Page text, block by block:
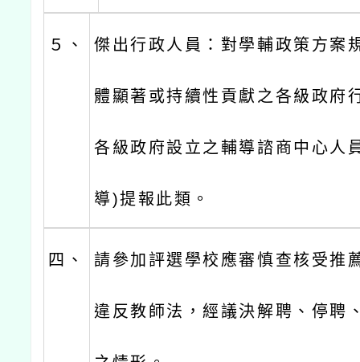
５、 傑出行政人員：對學輔政策方案
體顯著或持續性貢獻之各級政府
各級政府設立之輔導諮商中心人
導)提報此類。
四、 請參加評選學校應審慎查核受推
違反教師法，經議決解聘、停聘